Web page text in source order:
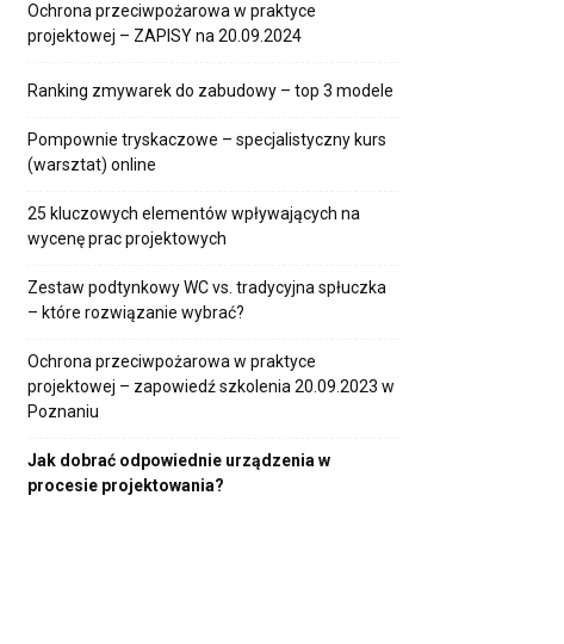
Ochrona przeciwpożarowa w praktyce
projektowej – ZAPISY na 20.09.2024
Ranking zmywarek do zabudowy – top 3 modele
Pompownie tryskaczowe – specjalistyczny kurs
(warsztat) online
25 kluczowych elementów wpływających na
wycenę prac projektowych
Zestaw podtynkowy WC vs. tradycyjna spłuczka
– które rozwiązanie wybrać?
Ochrona przeciwpożarowa w praktyce
projektowej – zapowiedź szkolenia 20.09.2023 w
Poznaniu
Jak dobrać odpowiednie urządzenia w
procesie projektowania?